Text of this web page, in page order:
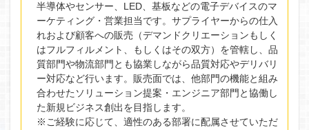
半導体やセンサー、LED、基板などの電子デバイスのマ
ーケティング・営業担当です。サプライヤーからの仕入
れおよび顧客への販売（デマンドクリエーションもしく
はフルフィルメント、もしくはその双方）を管轄し、品
質部門や物流部門とも協業しながら品質対応やデリバリ
ー対応など行います。販売面では、他部門の機能と組み
合わせたソリューション提案・エンジニア部門と協働し
た新規ビジネス創出を目指します。
※ご経験に応じて、適性のある部署に配属させていただ